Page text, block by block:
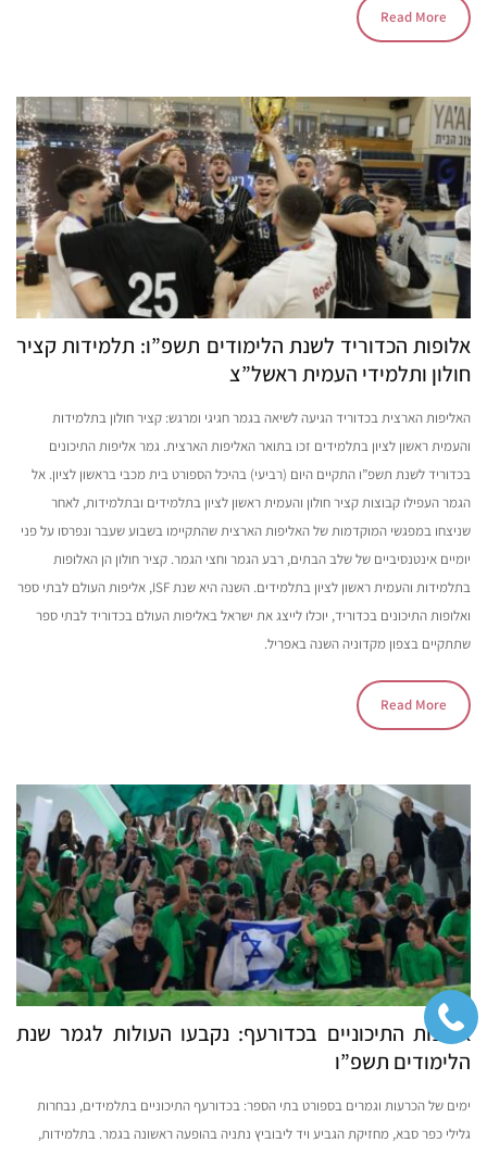
Read More
אלופות הכדוריד לשנת הלימודים תשפ”ו: תלמידות קציר
חולון ותלמידי העמית ראשל”צ
האליפות הארצית בכדוריד הגיעה לשיאה בגמר חגיגי ומרגש: קציר חולון בתלמידות
והעמית ראשון לציון בתלמידים זכו בתואר האליפות הארצית. גמר אליפות התיכונים
בכדוריד לשנת תשפ”ו התקיים היום (רביעי) בהיכל הספורט בית מכבי בראשון לציון. אל
הגמר העפילו קבוצות קציר חולון והעמית ראשון לציון בתלמידים ובתלמידות, לאחר
שניצחו במפגשי המוקדמות של האליפות הארצית שהתקיימו בשבוע שעבר ונפרסו על פני
יומיים אינטנסיביים של שלב הבתים, רבע הגמר וחצי הגמר. קציר חולון הן האלופות
בתלמידות והעמית ראשון לציון בתלמידים. השנה היא שנת ISF, אליפות העולם לבתי ספר
ואלופות התיכונים בכדוריד, יוכלו לייצג את ישראל באליפות העולם בכדוריד לבתי ספר
שתתקיים בצפון מקדוניה השנה באפריל.
Read More
אליפות התיכוניים בכדורעף: נקבעו העולות לגמר שנת
הלימודים תשפ”ו
ימים של הכרעות וגמרים בספורט בתי הספר: בכדורעף התיכוניים בתלמידים, נבחרות
גלילי כפר סבא, מחזיקת הגביע ויד ליבוביץ נתניה בהופעה ראשונה בגמר. בתלמידות,